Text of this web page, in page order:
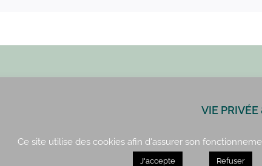
VIE
Ce site utilise des cookies afin d'assurer son
J'accepte Refuser